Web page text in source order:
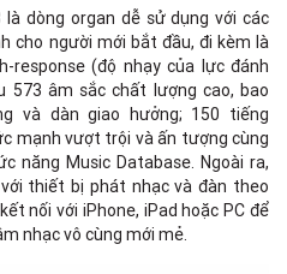
là dòng organ dễ sử dụng với các
cho người mới bắt đầu, đi kèm là
response (độ nhạy của lực đánh
573 âm sắc chất lượng cao, bao
và dàn giao hưởng; 150 tiếng
mạnh vượt trội và ấn tượng cùng
năng Music Database. Ngoài ra,
thiết bị phát nhạc và đàn theo
nối với iPhone, iPad hoặc PC để
nhạc vô cùng mới mẻ.